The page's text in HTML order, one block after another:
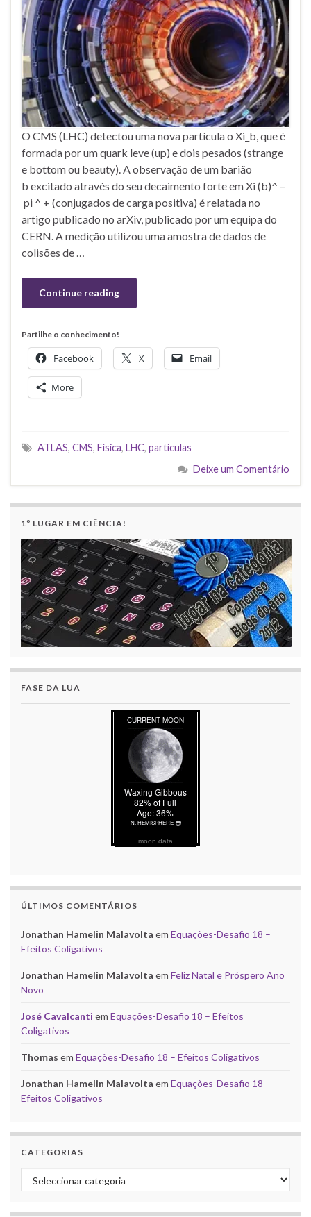
O CMS (LHC) detectou uma nova partícula o Xi_b, que é
formada por um quark leve (up) e dois pesados (strange
e bottom ou beauty). A observação de um barião
b excitado através do seu decaimento forte em Xi (b)^ –
pi ^ + (conjugados de carga positiva) é relatada no
artigo publicado no arXiv, publicado por um equipa do
CERN. A medição utilizou uma amostra de dados de
colisões de …
Continue reading
Partilhe o conhecimento!
Facebook X Email
More
ATLAS, CMS, Física, LHC, partículas
Deixe um Comentário
1º LUGAR EM CIÊNCIA!
FASE DA LUA
moon data
ÚLTIMOS COMENTÁRIOS
Jonathan Hamelin Malavolta em Equações-Desafio 18 –
Efeitos Coligativos
Jonathan Hamelin Malavolta em Feliz Natal e Próspero Ano
Novo
José Cavalcanti em Equações-Desafio 18 – Efeitos
Coligativos
Thomas em Equações-Desafio 18 – Efeitos Coligativos
Jonathan Hamelin Malavolta em Equações-Desafio 18 –
Efeitos Coligativos
CATEGORIAS
Categorias